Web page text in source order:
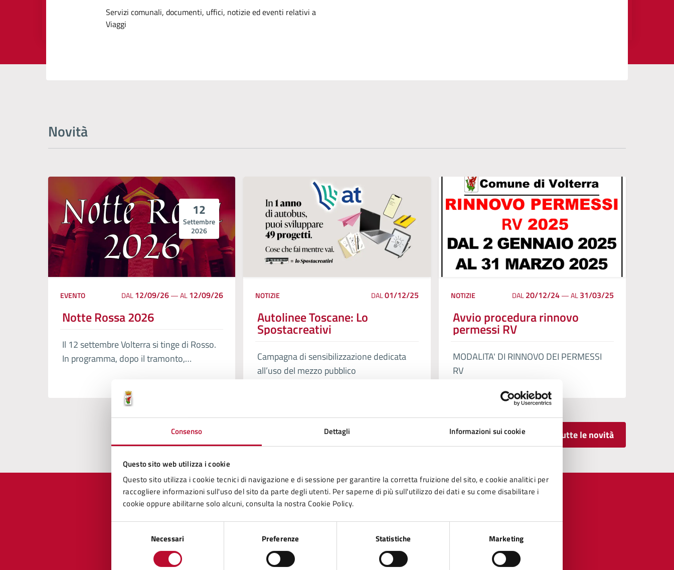
Consenso Dettagli Informazioni sui cookie
Questo sito web utilizza i cookie
Questo sito utilizza i cookie tecnici di navigazione e di sessione per garantire la corretta fruizione del sito, e cookie analitici per
raccogliere informazioni sull'uso del sito da parte degli utenti. Per saperne di più sull'utilizzo dei dati e su come disabilitare i
cookie oppure abilitarne solo alcuni, consulta la nostra Cookie Policy.
Necessari Preferenze Statistiche Marketing
Dettagli dell'argomento
Servizi comunali, documenti, uffici, notizie ed eventi relativi a
Viaggi
Novità
12
Settembre
2026
EVENTO DAL12/09/26—AL12/09/26
Notte Rossa 2026
Il 12 settembre Volterra si tinge di Rosso.
In programma, dopo il tramonto,
ogni mezz’ora nelle numerose location
dislocate in tutto il centro storico.
NOTIZIE DAL01/12/25
Autolinee Toscane: Lo
Spostacreativi
Campagna di sensibilizzazione dedicata
all’uso del mezzo pubblico
NOTIZIE DAL20/12/24—AL31/03/25
Avvio procedura rinnovo
permessi RV
MODALITA' DI RINNOVO DEI PERMESSI
RV
Tutte le novità
Quanto sono chiare le informazioni su questa